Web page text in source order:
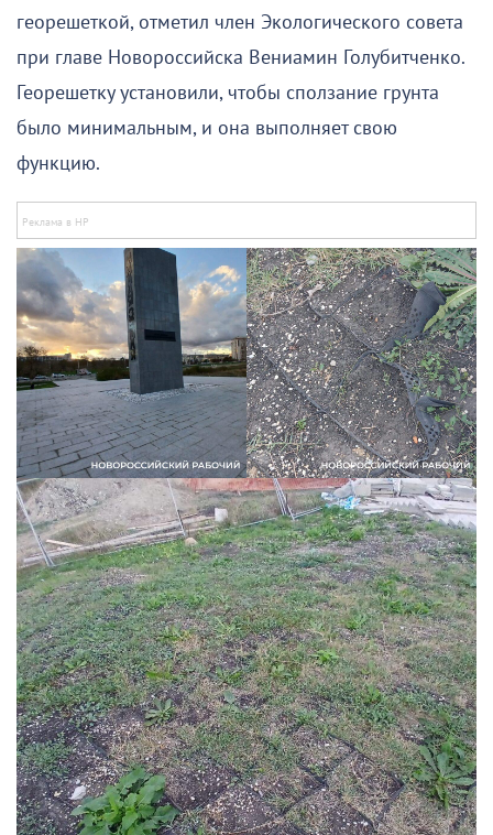
георешеткой, отметил член Экологического совета
при главе Новороссийска Вениамин Голубитченко.
Георешетку установили, чтобы сползание грунта
было минимальным, и она выполняет свою
функцию.